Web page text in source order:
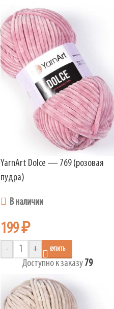
YarnArt Dolce — 769 (розовая
пудра)
В наличии
199₽
- + КУПИТЬ
Доступно к заказу 79